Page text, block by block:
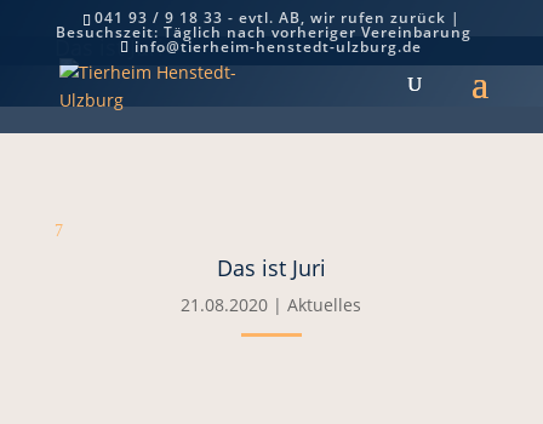
041 93 / 9 18 33 - evtl. AB, wir rufen zurück |
Besuchszeit: Täglich nach vorheriger Vereinbarung
info@tierheim-henstedt-ulzburg.de
Das ist Juri
7
Das ist Juri
21.08.2020 |Aktuelles